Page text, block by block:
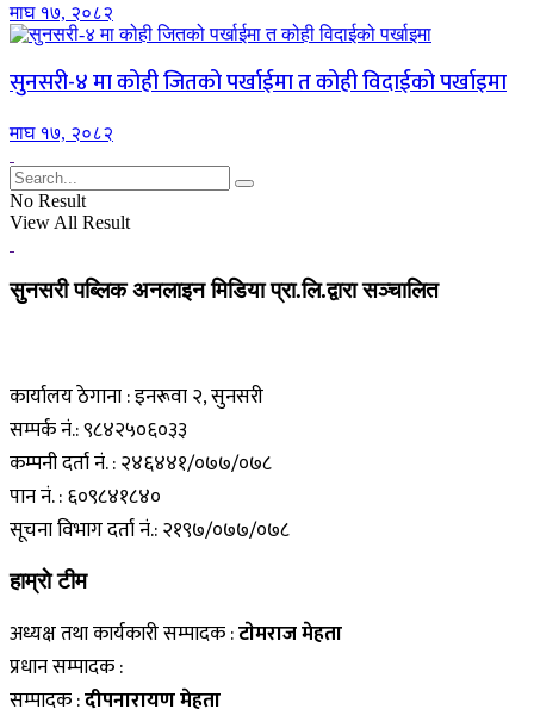
माघ १७, २०८२
सुनसरी-४ मा कोही जितको पर्खाईमा त कोही विदाईको पर्खाइमा
माघ १७, २०८२
No Result
View All Result
सुनसरी पब्लिक अनलाइन मिडिया प्रा.लि.द्वारा सञ्चालित
कार्यालय ठेगाना : इनरूवा २, सुनसरी
सम्पर्क नं.: ९८४२५०६०३३
कम्पनी दर्ता नं. : २४६४४१/०७७/०७८
पान नं. : ६०९८४१८४०
सूचना विभाग दर्ता नं.: २१९७/०७७/०७८
हाम्राे टीम
अध्यक्ष तथा कार्यकारी सम्पादक :टाेमराज मेहता
प्रधान सम्पादक :
सम्पादक :दीपनारायण मेहता